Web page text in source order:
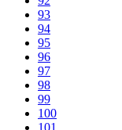
93
94
95
96
97
98
99
100
101